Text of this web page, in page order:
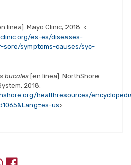
línea]. Mayo Clinic, 2018. <
es-es/diseases-
sore/symptoms-causes/syc-
bucales [en línea]. NorthShore
2018.
healthresources/
us>.